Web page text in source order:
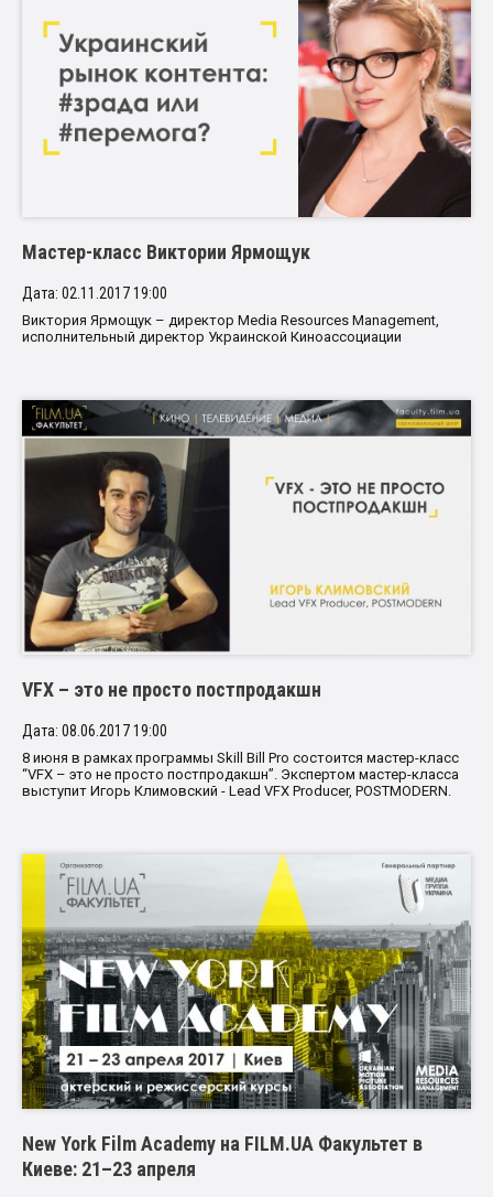
Мастер-класс Виктории Ярмощук
Дата: 02.11.2017 19:00
Виктория Ярмощук – директор Media Resources Management,
исполнительный директор Украинской Киноассоциации
VFX – это не просто постпродакшн
Дата: 08.06.2017 19:00
8 июня в рамках программы Skill Bill Pro состоится мастер-класс
“VFX – это не просто постпродакшн”. Экспертом мастер-класса
выступит Игорь Климовский - Lead VFX Producer, POSTMODERN.
New York Film Academy на FILM.UA Факультет в
Киеве: 21–23 апреля